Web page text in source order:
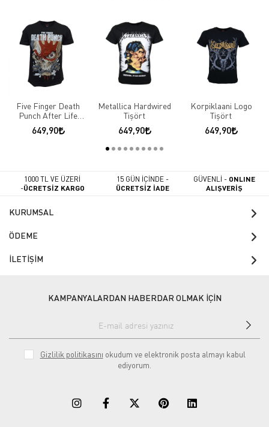
Five Finger Death
Punch After Life
Tişört
649,90
Metallica Hardwired
Tişört
649,90
Korpiklaani Logo
Tişört
649,90
1000 TL VE ÜZERİ
-ÜCRETSİZ KARGO
15 GÜN İÇİNDE -
ÜCRETSİZ İADE
GÜVENLİ - ONLINE
ALIŞVERİŞ
KURUMSAL
ÖDEME
İLETİŞİM
KAMPANYALARDAN HABERDAR OLMAK İÇİN
Gizlilik politikasını okudum ve elektronik posta almayı kabul
ediyorum.